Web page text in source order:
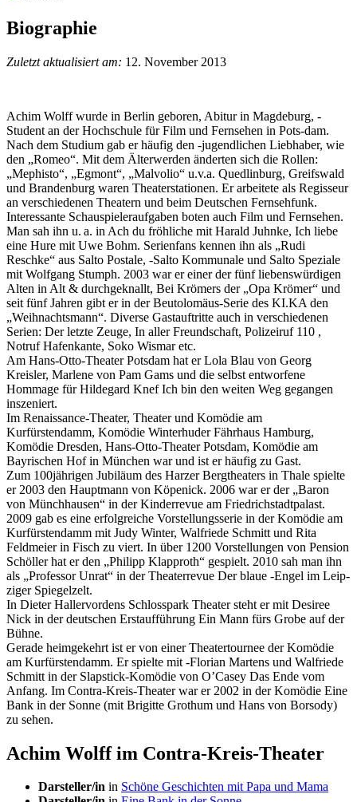
Biographie
Zuletzt aktualisiert am: 12. November 2013
Achim Wolff wurde in Berlin geboren, Abitur in Magdeburg, -
Student an der Hochschule für Film und Fernsehen in Pots-dam.
Nach dem Studium gab er häufig den -jugendlichen Liebhaber, wie
den „Romeo“. Mit dem Älterwerden änderten sich die Rollen:
„Mephisto“, „Egmont“, „Malvolio“ u.v.a. Quedlinburg, Greifswald
und Brandenburg waren Theaterstationen. Er arbeitete als Regisseur
an verschiedenen Theatern und beim Deutschen Fernsehfunk.
Interessante Schauspieleraufgaben boten auch Film und Fernsehen.
Man sah ihn u. a. in Ach du fröhliche mit Harald Juhnke, Ich liebe
eine Hure mit Uwe Bohm. Serienfans kennen ihn als „Rudi
Reschke“ aus Salto Postale, -Salto Kommunale und Salto Speziale
mit Wolfgang Stumph. 2003 war er einer der fünf liebenswürdigen
Alten in Alt & durchgeknallt, Bei Krömers der „Opa Krömer“ und
seit fünf Jahren gibt er in der Beutolomäus-Serie des KI.KA den
„Weihnachtsmann“. Diverse Gastauftritte auch in verschiedenen
Serien: Der letzte Zeuge, In aller Freundschaft, Polizeiruf 110 ,
Notruf Hafenkante, Soko Wismar etc.
Am Hans-Otto-Theater Potsdam hat er Lola Blau von Georg
Kreisler, Marlene von Pam Gams und die selbst entworfene
Hommage für Hildegard Knef Ich bin den weiten Weg gegangen
inszeniert.
Im Renaissance-Theater, Theater und Komödie am
Kurfürstendamm, Komödie Winterhuder Fährhaus Hamburg,
Komödie Dresden, Hans-Otto-Theater Potsdam, Komödie am
Bayrischen Hof in München war und ist er häufig zu Gast.
Zum 100jährigen Jubiläum des Harzer Bergtheaters in Thale spielte
er 2003 den Hauptmann von Köpenick. 2006 war er der „Baron
von Münchhausen“ in der Kinderrevue am Friedrichstadtpalast.
2009 gab es eine erfolgreiche Vorstellungsserie in der Komödie am
Kurfürstendamm mit Judy Winter, Walfriede Schmitt und Rita
Feldmeier in Fisch zu viert. In über 1200 Vorstellungen von Pension
Schöller hat er den „Philipp Klapproth“ gespielt. 2010 sah man ihn
als „Professor Unrat“ in der Theaterrevue Der blaue -Engel im Leip-
ziger Spiegelzelt.
In Dieter Hallervordens Schlosspark Theater steht er mit Desiree
Nick in der deutschen Erstaufführung Ein Mann fürs Grobe auf der
Bühne.
Gerade heimgekehrt ist er von einer Theatertournee der Komödie
am Kurfürstendamm. Er spielte mit -Florian Martens und Walfriede
Schmitt in der Slapstick-Komödie von O’Casey Das Ende vom
Anfang. Im Contra-Kreis-Theater war er 2002 in der Komödie Eine
Bank in der Sonne (mit Brigitte Grothum und Hans von Borsody)
zu sehen.
Achim Wolff im Contra-Kreis-Theater
Darsteller/in in Schöne Geschichten mit Papa und Mama